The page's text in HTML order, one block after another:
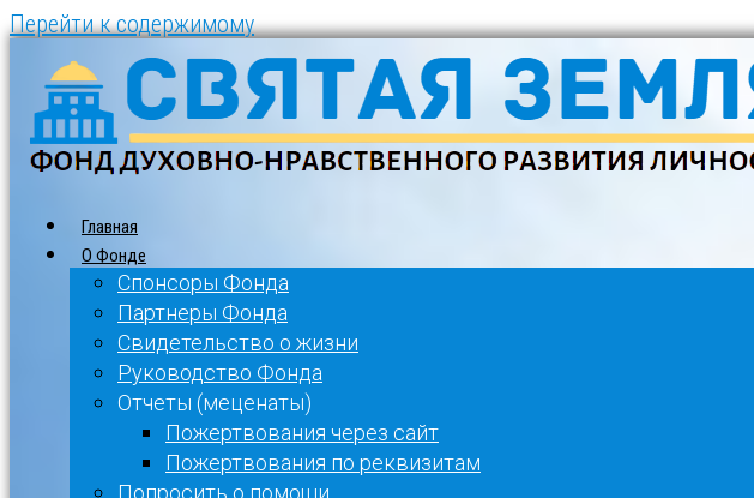
Перейти к содержимому
Главная
О Фонде
Спонсоры Фонда
Партнеры Фонда
Свидетельство о жизни
Руководство Фонда
Отчеты (меценаты)
Пожертвования через сайт
Пожертвования по реквизитам
Попросить о помощи